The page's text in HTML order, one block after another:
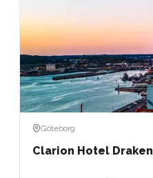
Göteborg
Clarion Hotel Draken